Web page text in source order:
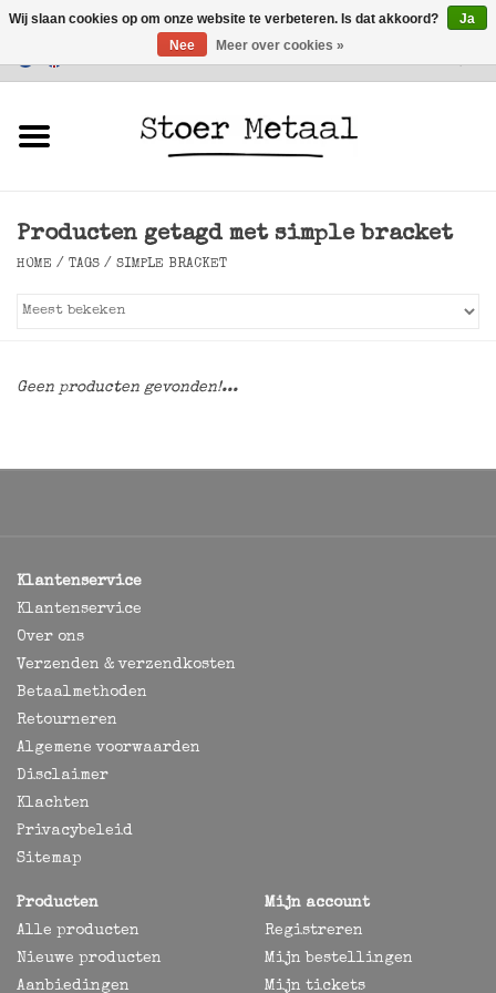
Klantenservice
Verlichting
Producten getagd met simple bracket
HOME / TAGS / SIMPLE BRACKET
Geen producten gevonden!...
Klantenservice
Klantenservice
Over ons
Verzenden & verzendkosten
Betaalmethoden
Retourneren
Algemene voorwaarden
Disclaimer
Klachten
Privacybeleid
Sitemap
Producten
Alle producten
Nieuwe producten
Aanbiedingen
Mijn account
Registreren
Mijn bestellingen
Mijn tickets
Wij slaan cookies op om onze website te verbeteren. Is dat akkoord?
Ja
Nee
Meer over cookies »